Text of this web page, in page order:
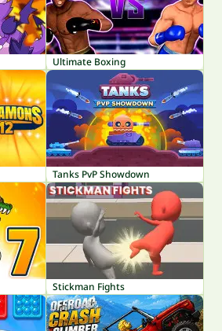
Ultimate Boxing
Tanks PvP Showdown
Stickman Fights